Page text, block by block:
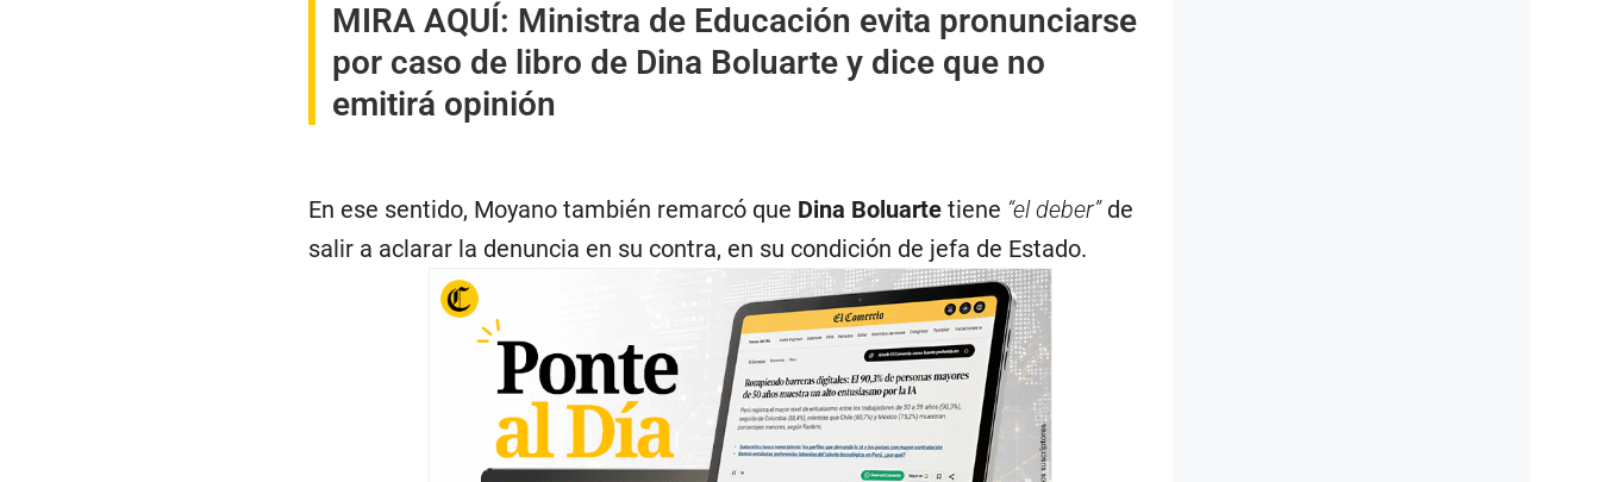
MIRA AQUÍ: Ministra de Educación evita pronunciarse
por caso de libro de Dina Boluarte y dice que no
emitirá opinión
En ese sentido, Moyano también remarcó que Dina Boluartetiene “el deber”de
salir a aclarar la denuncia en su contra, en su condición de jefa de Estado.